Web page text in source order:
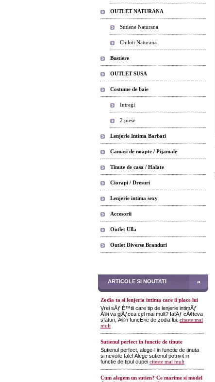
OUTLET NATURANA
Sutiene Naturana
Chiloti Naturana
Bustiere
OUTLET SUSA
Costume de baie
Intregi
2 piese
Lenjerie Intima Barbati
Camasi de noapte / Pijamale
Tinute de casa / Halate
Ciorapi / Dresuri
Lenjerie intima sexy
Accesorii
Outlet Ulla
Outlet Diverse Branduri
ARTICOLE SI NOUTATI
Zodia ta si lenjeria intima care ii place lui
Vrei sÄƒ È™tii care tip de lenjerie intimÄƒ
Ã®i va plÄƒcea cel mai mult? IatÄƒ cÃ¢teva
sfaturi, Ã®n funcÈ›ie de zodia lui: citeste mai
mult
Sutienul perfect in functie de tinute
Sutienul perfect, alege-l in functie de tinuta
si nevoile tale! Alege sutienul potrivit in
functie de tipul cupei citeste mai mult
Cum alegem un sutien? Ce marime si model